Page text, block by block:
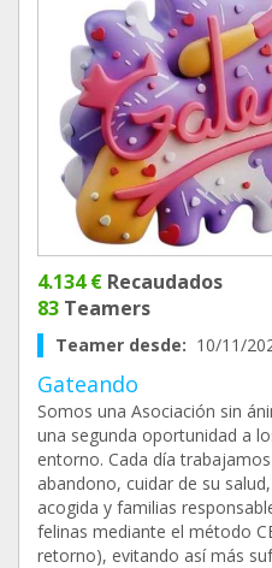
4.134 € Recaudados
83 Teamers
Teamer desde: 10/11/
Gateando
Somos una Asociación sin
una segunda oportunidad a
entorno. Cada día
abandono, cuidar de su
acogida y familias
felinas mediante el método
retorno), evitando así más